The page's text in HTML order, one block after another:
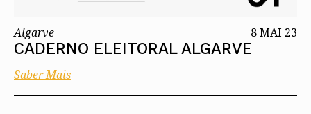
Algarve 8 MAI 23
CADERNO ELEITORAL ALGARVE
Saber Mais